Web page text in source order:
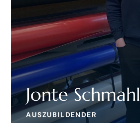
Jonte Schmahl
AUSZUBILDENDER